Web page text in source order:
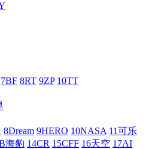
7BF 8RT 9ZP 10TT
8Dream 9HERO 10NASA 11可乐
海豹 14CR 15CFF 16天空 17AI